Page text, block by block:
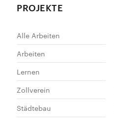
PROJEKTE
Alle Arbeiten
Arbeiten
Lernen
Zollverein
Städtebau